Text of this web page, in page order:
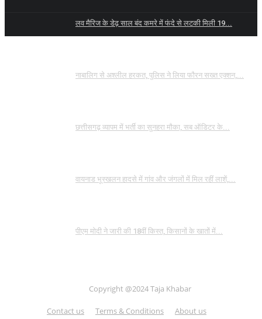
लव मैरिज के डेढ़ साल बंद कमरे में फंदे से लटकी मिली 19...
नाबालिग से अश्लील हरकत, पुलिस ने लिया फौरन सख्त एक्शन,...
छत्तीसगढ़ व्यापम में भर्ती का सुनहरा मौका, सब ऑडिटर के...
वायनाड भूस्खलन हादसे में गांव और जंगलों में मिल रहीं लाशें,...
पीएम मोदी ने जारी की 18वीं किस्त, किसानों के खातों में...
Copyright @2024 Taja Khabar
Contact us Terms & Conditions About us